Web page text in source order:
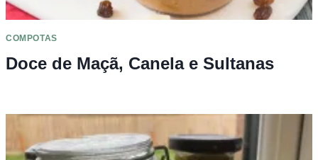
COMPOTAS
Doce de Maçã, Canela e Sultanas